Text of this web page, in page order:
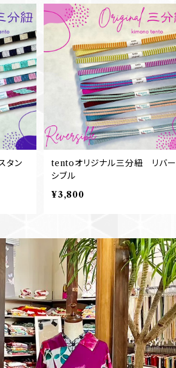
タン
tentoオリジナル三分紐 リバー
シブル
¥3,800